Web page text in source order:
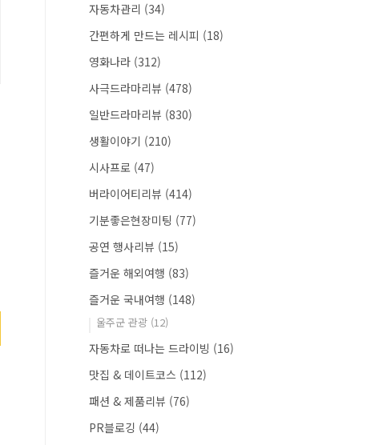
자동차관리 (34)
간편하게 만드는 레시피 (18)
영화나라 (312)
사극드라마리뷰 (478)
일반드라마리뷰 (830)
생활이야기 (210)
시사프로 (47)
버라이어티리뷰 (414)
기분좋은현장미팅 (77)
공연 행사리뷰 (15)
즐거운 해외여행 (83)
즐거운 국내여행 (148)
울주군 관광 (12)
자동차로 떠나는 드라이빙 (16)
맛집 & 데이트코스 (112)
패션 & 제품리뷰 (76)
PR블로깅 (44)